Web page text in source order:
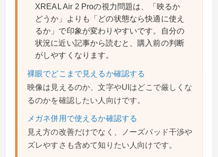
XREAL Air 2 Proの視力問題は、「映るか
どうか」よりも「どの状態なら快適に使え
るか」で印象が変わりやすいです。自分の
状況に近い記事から読むと、購入前の判断
がしやすくなります。
裸眼でどこまで見えるか確認する
映像は見えるのか、文字やUIはどこで厳しくな
るのかを確認したい人向けです。
メガネ併用で使えるか確認する
見え方の改善だけでなく、ノーズパッド干渉や
ズレやすさも含めて知りたい人向けです。